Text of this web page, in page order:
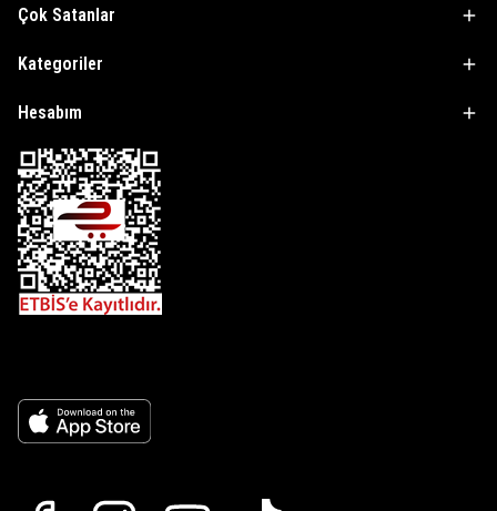
Çok Satanlar
Kategoriler
Hesabım